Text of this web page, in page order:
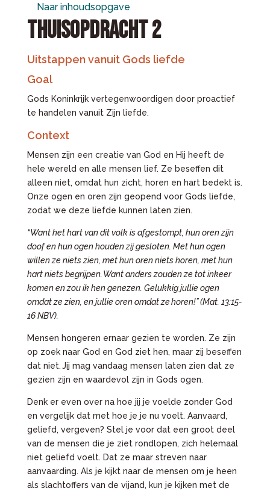
Naar inhoudsopgave
THUISOPDRACHT 2
Uitstappen vanuit Gods liefde
Goal
Gods Koninkrijk vertegenwoordigen door proactief
te handelen vanuit Zijn liefde.
Context
Mensen zijn een creatie van God en Hij heeft de
hele wereld en alle mensen lief. Ze beseffen dit
alleen niet, omdat hun zicht, horen en hart bedekt is.
Onze ogen en oren zijn geopend voor Gods liefde,
zodat we deze liefde kunnen laten zien.
“Want het hart van dit volk is afgestompt, hun oren zijn
doof en hun ogen houden zij gesloten. Met hun ogen
willen ze niets zien, met hun oren niets horen, met hun
hart niets begrijpen. Want anders zouden ze tot inkeer
komen en zou ik hen genezen. Gelukkig jullie ogen
omdat ze zien, en jullie oren omdat ze horen!” (Mat. 13:15-
16 NBV).
Mensen hongeren ernaar gezien te worden. Ze zijn
op zoek naar God en God ziet hen, maar zij beseffen
dat niet. Jij mag vandaag mensen laten zien dat ze
gezien zijn en waardevol zijn in Gods ogen.
Denk er even over na hoe jij je voelde zonder God
en vergelijk dat met hoe je je nu voelt. Aanvaard,
geliefd, vergeven? Stel je voor dat een groot deel
van de mensen die je ziet rondlopen, zich helemaal
niet geliefd voelt. Dat ze maar streven naar
aanvaarding. Als je kijkt naar de mensen om je heen
als slachtoffers van de vijand, kun je kijken met de